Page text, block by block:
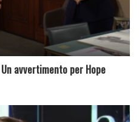
Un avvertimento per Hope